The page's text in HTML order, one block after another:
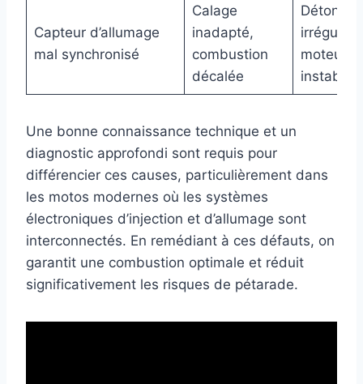
Capteur d’allumage
mal synchronisé
Calage
inadapté,
combustion
décalée
moteur
instable
Une bonne connaissance technique et un
diagnostic approfondi sont requis pour
différencier ces causes, particulièrement dans
les motos modernes où les systèmes
électroniques d’injection et d’allumage sont
interconnectés. En remédiant à ces défauts, on
garantit une combustion optimale et réduit
significativement les risques de pétarade.